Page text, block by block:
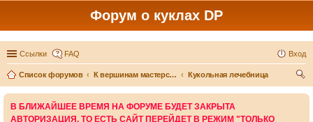
Форум о куклах DP
Ссылки FAQ Вход
Список форумов К вершинам мастерства - вместе
Кукольная лечебница
В БЛИЖАЙШЕЕ ВРЕМЯ НА ФОРУМЕ БУДЕТ ЗАКРЫТА
АВТОРИЗАЦИЯ, ТО ЕСТЬ САЙТ ПЕРЕЙДЕТ В РЕЖИМ "ТОЛЬКО